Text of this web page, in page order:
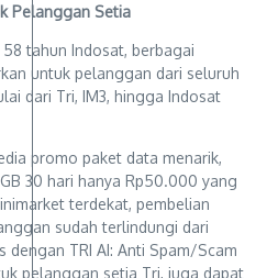
Pelanggan Setia
tahun Indosat, berbagai
untuk pelanggan dari seluruh
dari Tri, IM3, hingga Indosat
promo paket data menarik,
30 hari hanya Rp50.000 yang
terdekat, pembelian
sudah terlindungi dari
dengan TRI AI: Anti Spam/Scam
pelanggan setia Tri, juga dapat